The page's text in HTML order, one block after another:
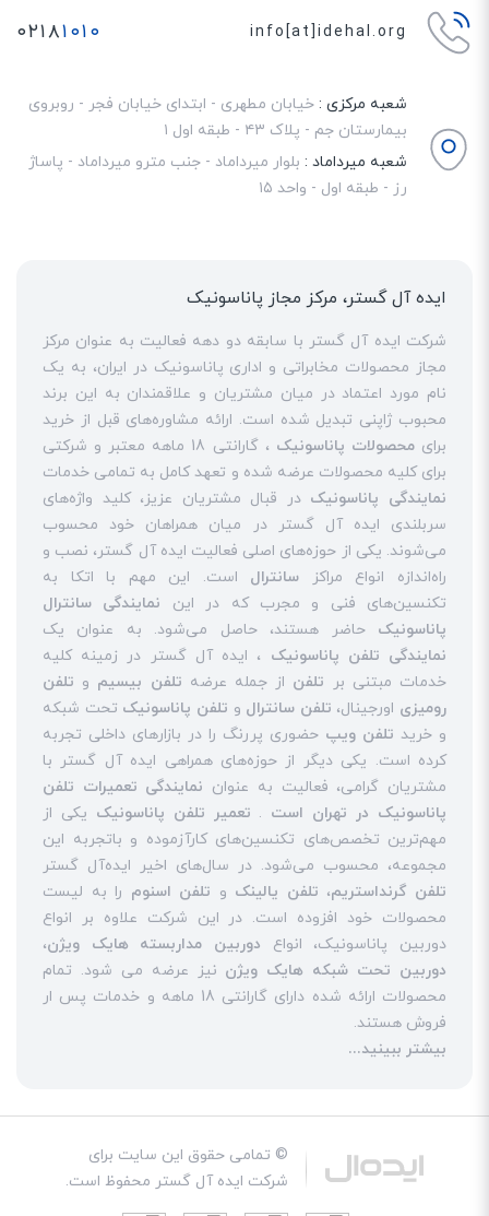
info[at]idehal.org ۰۲۱۸۱۰۱۰
شعبه مرکزی : خیابان مطهری - ابتدای خیابان فجر - روبروی
بیمارستان جم - پلاک ۴۳ - طبقه اول ۱
شعبه میرداماد : بلوار میرداماد - جنب مترو میرداماد - پاساژ
رز - طبقه اول - واحد ۱۵
ایده آل گستر، مرکز مجاز پاناسونیک
شرکت ایده آل گستر با سابقه دو دهه فعالیت به عنوان مرکز
مجاز محصولات مخابراتی و اداری پاناسونیک در ایران، به یک
نام مورد اعتماد در میان مشتریان و علاقمندان به این برند
محبوب ژاپنی تبدیل شده است. ارائه مشاوره‌های قبل از خرید
برایمحصولات پاناسونیک
، گارانتی 18 ماهه معتبر و شرکتی
برای کلیه محصولات عرضه شده و تعهد کامل به تمامی خدمات
نمایندگی پاناسونیکدر قبال مشتریان عزیز، کلید واژه‌های
سربلندی ایده آل گستر در میان همراهان خود محسوب
می‌شوند. یکی از حوزه‌های اصلی فعالیت ایده آل گستر، نصب و
راه‌اندازه انواع مراکز سانترال است. این مهم با اتکا به
تکنسین‌های فنی و مجرب که در این نمایندگی سانترال
پاناسونیکحاضر هستند، حاصل می‌شود. به عنوان یک
نمایندگی تلفن پاناسونیک ، ایده آل گستر در زمینه کلیه
خدمات مبتنی بر تلفن از جمله عرضه تلفن بیسیم و تلفن
رومیزی اورجینال، تلفن سانترال و تلفن پاناسونیک تحت شبکه
و خرید تلفن ویپ حضوری پررنگ را در بازارهای داخلی تجربه
کرده است. یکی دیگر از حوزه‌های همراهی ایده آل گستر با
مشتریان گرامی، فعالیت به عنوان نمایندگی تعمیرات تلفن
پاناسونیک در تهران است . تعمیر تلفن پاناسونیک یکی از
مهم‌ترین تخصص‌های تکنسین‌های کارآزموده و باتجربه این
مجموعه، محسوب می‌شود. در سال‌های اخیر ایده‌آل گستر
تلفن گرنداستریم، تلفن یالینک و تلفن اسنوم را به لیست
محصولات خود افزوده است. در این شرکت علاوه بر انواع
دوربین پاناسونیک، انواع دوربین مداربسته هایک ویژن،
دوربین تحت شبکه هایک ویژن نیز عرضه می شود. تمام
محصولات ارائه شده دارای گارانتی 18 ماهه و خدمات پس ار
فروش هستند.
بیشتر ببینید...
© تمامی حقوق این سایت برای
شرکت ایده آل گستر محفوظ است.